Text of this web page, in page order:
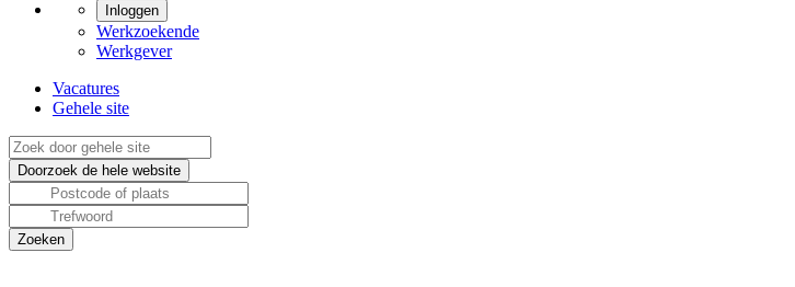
Inloggen
Werkzoekende
Werkgever
Vacatures
Gehele site